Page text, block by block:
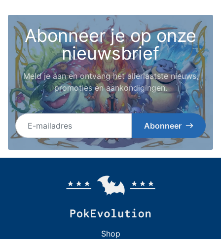
Abonneer je op onze
nieuwsbrief
Meld je aan en ontvang het allerlaatste nieuws,
promoties en aankondigingen.
E-mailadres
Abonneer
Shop